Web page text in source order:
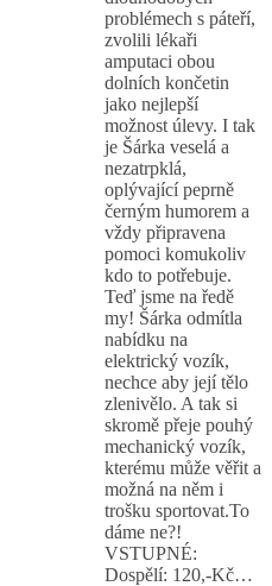
problémech s páteří,
zvolili lékaři
amputaci obou
dolních končetin
jako nejlepší
možnost úlevy. I tak
je Šárka veselá a
nezatrpklá,
oplývající peprně
černým humorem a
vždy připravena
pomoci komukoliv
kdo to potřebuje.
Teď jsme na ředě
my! Šárka odmítla
nabídku na
elektrický vozík,
nechce aby její tělo
zlenivělo. A tak si
skromě přeje pouhý
mechanický vozík,
kterému může věřit a
možná na něm i
trošku sportovat.To
dáme ne?!
VSTUPNÉ:
Dospělí: 120,-Kč…